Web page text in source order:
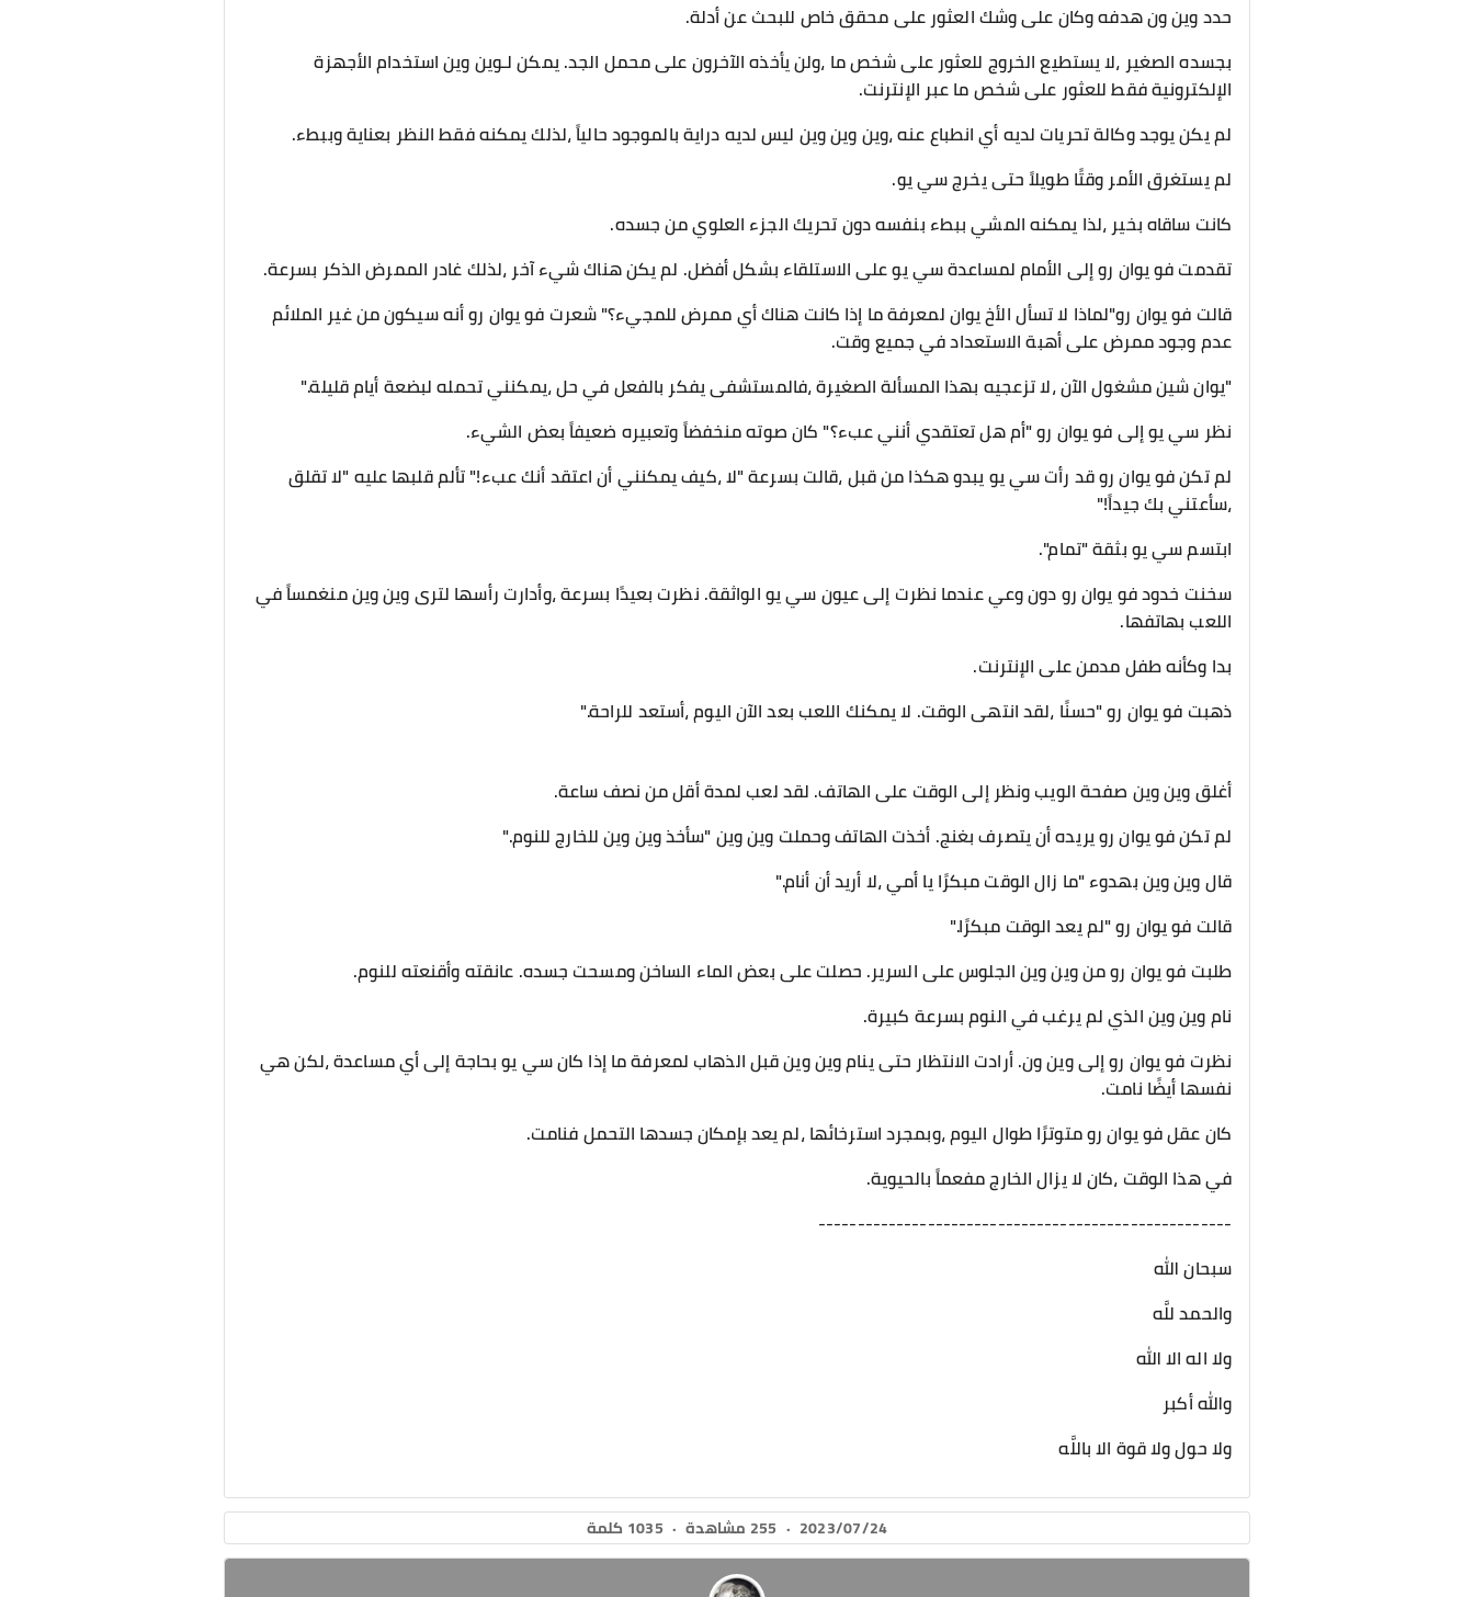
حدد وين ون هدفه وكان على وشك العثور على محقق خاص للبحث عن أدلة.
بجسده الصغير ،لا يستطيع الخروج للعثور على شخص ما ،ولن يأخذه الآخرون على محمل الجد. يمكن لـوين وين استخدام الأجهزة
الإلكترونية فقط للعثور على شخص ما عبر الإنترنت.
لم يكن يوجد وكالة تحريات لديه أي انطباع عنه ،وين وين وين ليس لديه دراية بالموجود حالياً ،لذلك يمكنه فقط النظر بعناية وببطء.
لم يستغرق الأمر وقتًا طويلاً حتى يخرج سي يو.
كانت ساقاه بخير ،لذا يمكنه المشي ببطء بنفسه دون تحريك الجزء العلوي من جسده.
تقدمت فو يوان رو إلى الأمام لمساعدة سي يو على الاستلقاء بشكل أفضل. لم يكن هناك شيء آخر ،لذلك غادر الممرض الذكر بسرعة.
قالت فو يوان رو"لماذا لا تسأل الأخ يوان لمعرفة ما إذا كانت هناك أي ممرض للمجيء؟" شعرت فو يوان رو أنه سيكون من غير الملائم
عدم وجود ممرض على أهبة الاستعداد في جميع وقت.
"يوان شين مشغول الآن ،لا تزعجيه بهذا المسألة الصغيرة ،فالمستشفى يفكر بالفعل في حل ،يمكنني تحمله لبضعة أيام قليلة."
نظر سي يو إلى فو يوان رو "أم هل تعتقدي أنني عبء؟" كان صوته منخفضاً وتعبيره ضعيفاً بعض الشيء.
لم تكن فو يوان رو قد رأت سي يو يبدو هكذا من قبل ،قالت بسرعة "لا ،كيف يمكنني أن اعتقد أنك عبء!" تألم قلبها عليه "لا تقلق
،سأعتني بك جيداً!"
ابتسم سي يو بثقة "تمام".
سخنت خدود فو يوان رو دون وعي عندما نظرت إلى عيون سي يو الواثقة. نظرت بعيدًا بسرعة ،وأدارت رأسها لترى وين وين منغمساً في
اللعب بهاتفها.
بدا وكأنه طفل مدمن على الإنترنت.
ذهبت فو يوان رو "حسنًا ،لقد انتهى الوقت. لا يمكنك اللعب بعد الآن اليوم ،أستعد للراحة."
أغلق وين وين صفحة الويب ونظر إلى الوقت على الهاتف. لقد لعب لمدة أقل من نصف ساعة.
لم تكن فو يوان رو يريده أن يتصرف بغنج. أخذت الهاتف وحملت وين وين "سأخذ وين وين للخارج للنوم."
قال وين وين بهدوء "ما زال الوقت مبكرًا يا أمي ،لا أريد أن أنام."
قالت فو يوان رو "لم يعد الوقت مبكرًا."
طلبت فو يوان رو من وين وين الجلوس على السرير. حصلت على بعض الماء الساخن ومسحت جسده. عانقته وأقنعته للنوم.
نام وين وين الذي لم يرغب في النوم بسرعة كبيرة.
نظرت فو يوان رو إلى وين ون. أرادت الانتظار حتى ينام وين وين قبل الذهاب لمعرفة ما إذا كان سي يو بحاجة إلى أي مساعدة ،لكن هي
نفسها أيضًا نامت.
كان عقل فو يوان رو متوترًا طوال اليوم ،وبمجرد استرخائها ،لم يعد بإمكان جسدها التحمل فنامت.
في هذا الوقت ،كان لا يزال الخارج مفعماً بالحيوية.
-----------------------------------------------------
سبحان الله
والحمد للَّه
ولا اله الا الله
والله أكبر
ولا حول ولا قوة الا باللَّه
2023/07/24
· 255 مشاهدة · 1035 كلمة